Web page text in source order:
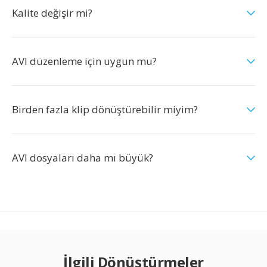
Kalite değişir mi?
AVI düzenleme için uygun mu?
Birden fazla klip dönüştürebilir miyim?
AVI dosyaları daha mı büyük?
İlgili Dönüştürmeler